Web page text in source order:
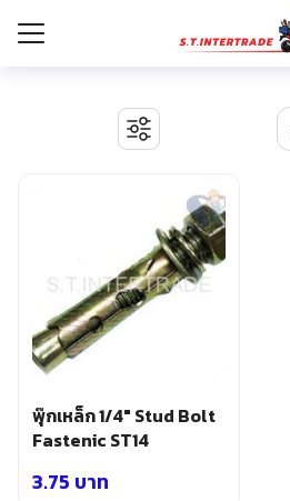
ปั๊มน้ำ ปั๊มน้ำอัตโนมัติ อุปกรณ์ระบบน้ำ
ปั๊มลม อุปกรณ์ระบบลม
มอเตอร์และอุปกรณ์ส่งกำลัง
รอก แม่แรงทุ่นกำลัง
ระบบพุกฝังคอนกรีต
อุปกรณ์ก่อสร้าง
อุปกรณ์ทำสวน การเกษตร
อุปกรณ์เซฟตี้
พุ๊กเหล็ก 1/4″ Stud Bolt
Fastenic ST14
3.75 บาท